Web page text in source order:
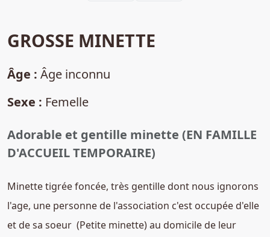
GROSSE MINETTE
Âge : Âge inconnu
Sexe : Femelle
Adorable et gentille minette (EN FAMILLE
D'ACCUEIL TEMPORAIRE)
Minette tigrée foncée, très gentille dont nous ignorons
l'age, une personne de l'association c'est occupée d'elle
et de sa soeur (Petite minette) au domicile de leur